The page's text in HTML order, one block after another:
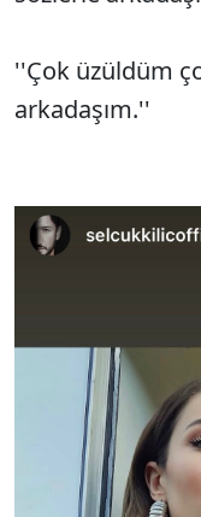
''Çok üzüldüm
arkadaşım.''